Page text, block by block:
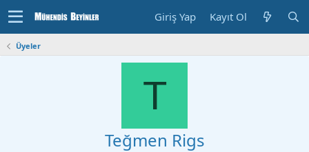
Giriş Yap Kayıt Ol
Üyeler
T
Teğmen Rigs